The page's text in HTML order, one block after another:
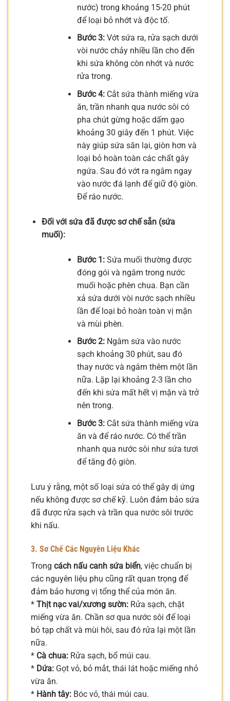
nước) trong khoảng 15-20 phút
để loại bỏ nhớt và độc tố.
Bước 3:Vớt sứa ra, rửa sạch dưới
vòi nước chảy nhiều lần cho đến
khi sứa không còn nhớt và nước
rửa trong.
Bước 4:Cắt sứa thành miếng vừa
ăn, trần nhanh qua nước sôi có
pha chút gừng hoặc dấm gạo
khoảng 30 giây đến 1 phút. Việc
này giúp sứa săn lại, giòn hơn và
loại bỏ hoàn toàn các chất gây
ngứa. Sau đó vớt ra ngâm ngay
vào nước đá lạnh để giữ độ giòn.
Để ráo nước.
Đối với sứa đã được sơ chế sẵn (sứa
muối):
Bước 1:Sứa muối thường được
đóng gói và ngâm trong nước
muối hoặc phèn chua. Bạn cần
xả sứa dưới vòi nước sạch nhiều
lần để loại bỏ hoàn toàn vị mặn
và mùi phèn.
Bước 2:Ngâm sứa vào nước
sạch khoảng 30 phút, sau đó
thay nước và ngâm thêm một lần
nữa. Lặp lại khoảng 2-3 lần cho
đến khi sứa mất hết vị mặn và trở
nên trong.
Bước 3:Cắt sứa thành miếng vừa
ăn và để ráo nước. Có thể trần
nhanh qua nước sôi như sứa tươi
để tăng độ giòn.
Lưu ý rằng, một số loại sứa có thể gây dị ứng
nếu không được sơ chế kỹ. Luôn đảm bảo sứa
đã được rửa sạch và trần qua nước sôi trước
khi nấu.
3. Sơ Chế Các Nguyên Liệu Khác
Trong cách nấu canh sứa biển, việc chuẩn bị
các nguyên liệu phụ cũng rất quan trọng để
đảm bảo hương vị tổng thể của món ăn.
* Thịt nạc vai/xương sườn: Rửa sạch, chặt
miếng vừa ăn. Chần sơ qua nước sôi để loại
bỏ tạp chất và mùi hôi, sau đó rửa lại một lần
nữa.
* Cà chua: Rửa sạch, bổ múi cau.
* Dứa: Gọt vỏ, bỏ mắt, thái lát hoặc miếng nhỏ
vừa ăn.
* Hành tây: Bóc vỏ, thái múi cau.